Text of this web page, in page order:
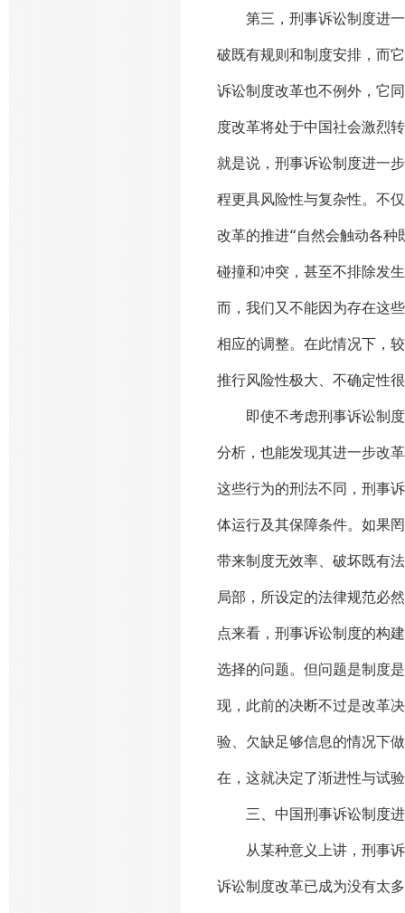
第三，刑事诉讼制度进一
破既有规则和制度安排，而
诉讼制度改革也不例外，它
度改革将处于中国社会激烈
就是说，刑事诉讼制度进一
程更具风险性与复杂性。不
改革的推进“自然会触动各
碰撞和冲突，甚至不排除发
而，我们又不能因为存在这
相应的调整。在此情况下，
推行风险性极大、不确定性
即使不考虑刑事诉讼制度
分析，也能发现其进一步改
这些行为的刑法不同，刑事
体运行及其保障条件。如果
带来制度无效率、破坏既有
局部，所设定的法律规范必
点来看，刑事诉讼制度的构
选择的问题。但问题是制度
现，此前的决断不过是改革
验、欠缺足够信息的情况下
在，这就决定了渐进性与试
三、中国刑事诉讼制度进
从某种意义上讲，刑事诉
诉讼制度改革已成为没有太